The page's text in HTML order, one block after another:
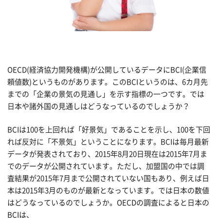
OECD(経済協力開発機構)が公開しているデータにBCI(企業信
頼値数)というものがあります。このBCIというのは、6カ月先
までの「企業の景気の見通し」を示す指標の一つです。では
日本や諸外国の見通しはどうなっているのでしょうか？
BCIは100を上回れば「好景気」であることを示し、100を下回
れば反対に「不景気」ということになります。BCIは毎月最新
データが発表されており、2015年8月20日現在は2015年7月ま
でのデータが公開されています。ただし、加盟国の中では調
査結果が2015年7月まで公開されていない国もあり、例えば日
本は2015年3月のものが最新となっています。では日本の数値
はどうなっているのでしょうか。OECDの調査によると日本の
BCIは、